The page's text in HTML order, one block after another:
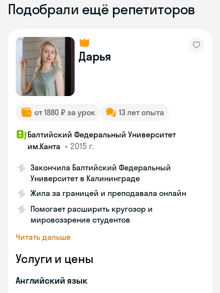
Подобрали ещё репетиторов
Дарья
от 1880 ₽ за урок 13 лет опыта
Балтийский Федеральный Университет
им.Канта • 2015 г.
Закончила Балтийский Федеральный
Университет в Калининграде
Жила за границей и преподавала онлайн
Помогает расширить кругозор и
мировоззрение студентов
Читать дальше
Услуги и цены
Английский язык